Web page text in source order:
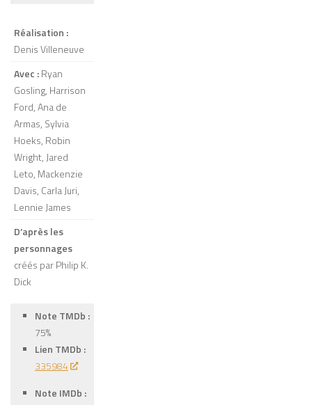
Réalisation :
Denis Villeneuve
Avec :Ryan
Gosling, Harrison
Ford, Ana de
Armas, Sylvia
Hoeks, Robin
Wright, Jared
Leto, Mackenzie
Davis, Carla Juri,
Lennie James
D’après les
personnages
créés par Philip K.
Dick
Note TMDb :
75%
Lien TMDb :
335984
Note IMDb :